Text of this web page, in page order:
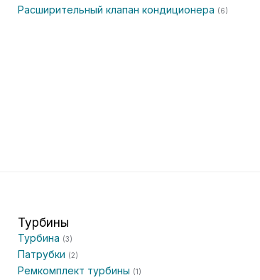
Расширительный клапан кондиционера (6)
Турбины
Турбина (3)
Патрубки (2)
Ремкомплект турбины (1)